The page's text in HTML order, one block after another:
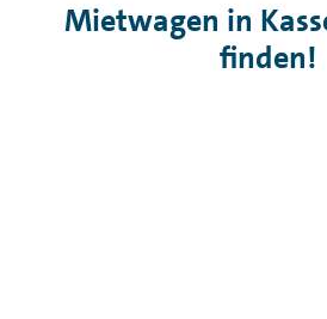
Mietwagen in
finden!